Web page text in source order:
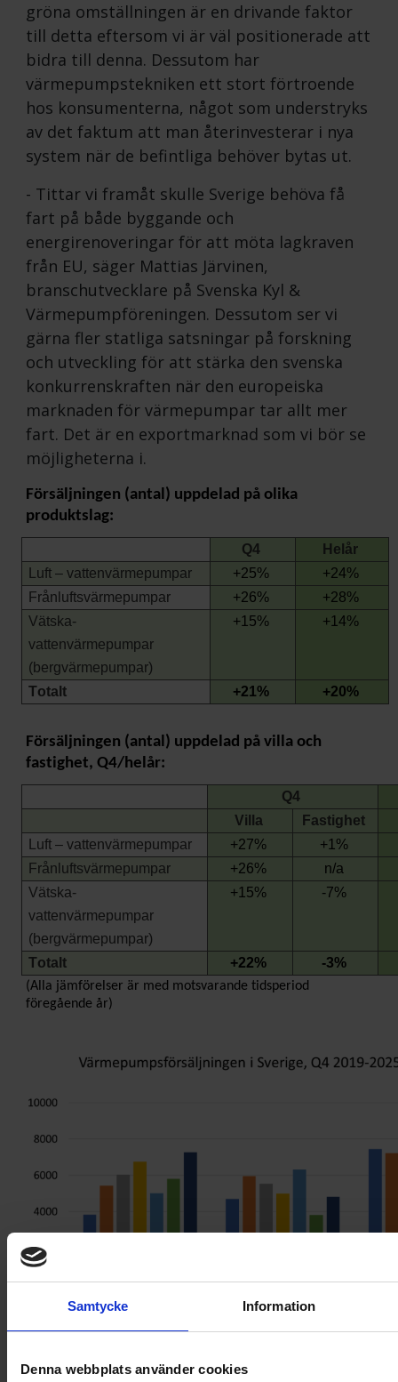
Samtycke Information
Denna webbplats använder cookies
gröna omställningen är en drivande faktor
till detta eftersom vi är väl positionerade att
bidra till denna. Dessutom har
värmepumpstekniken ett stort förtroende
hos konsumenterna, något som understryks
av det faktum att man återinvesterar i nya
system när de befintliga behöver bytas ut.
- Tittar vi framåt skulle Sverige behöva få
fart på både byggande och
energirenoveringar för att möta lagkraven
från EU, säger Mattias Järvinen,
branschutvecklare på Svenska Kyl &
Värmepumpföreningen. Dessutom ser vi
gärna fler statliga satsningar på forskning
och utveckling för att stärka den svenska
konkurrenskraften när den europeiska
marknaden för värmepumpar tar allt mer
fart. Det är en exportmarknad som vi bör se
möjligheterna i.
Försäljningen (antal) uppdelad på olika
produktslag:
Q4
Helår
Luft – vattenvärmepumpar
+25% +24%
Frånluftsvärmepumpar
+26% +28%
Vätska-
vattenvärmepumpar
(bergvärmepumpar)
+1 5% +1 4%
Totalt +21% +20%
Försäljningen (antal) uppdelad på villa och
fastighet, Q4/helår:
Q4
Villa
Fastighet
Luft – vattenvärmepumpar
+27% +1 %
Frånluftsvärmepumpar
+26%
n/a
Vätska-
vattenvärmepumpar
(bergvärmepumpar)
+15% -7%
Totalt +22% -3%
(Alla jämförelser är med motsvarande tidsperiod
föregående år)